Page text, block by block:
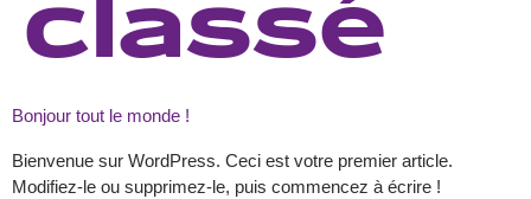
classé
Bonjour tout le monde !
Bienvenue sur WordPress. Ceci est votre premier article.
Modifiez-le ou supprimez-le, puis commencez à écrire !